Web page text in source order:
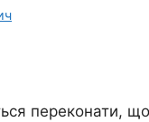
переконати,